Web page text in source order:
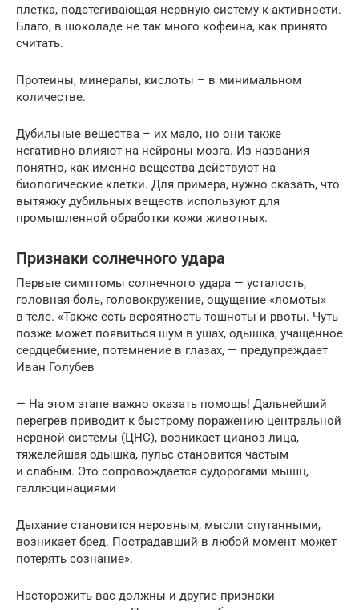
плетка, подстегивающая нервную систему к активности.
Благо, в шоколаде не так много кофеина, как принято
считать.
Протеины, минералы, кислоты – в минимальном
количестве.
Дубильные вещества – их мало, но они также
негативно влияют на нейроны мозга. Из названия
понятно, как именно вещества действуют на
биологические клетки. Для примера, нужно сказать, что
вытяжку дубильных веществ используют для
промышленной обработки кожи животных.
Признаки солнечного удара
Первые симптомы солнечного удара — усталость,
головная боль, головокружение, ощущение «ломоты»
в теле. «Также есть вероятность тошноты и рвоты. Чуть
позже может появиться шум в ушах, одышка, учащенное
сердцебиение, потемнение в глазах, — предупреждает
Иван Голубев
— На этом этапе важно оказать помощь! Дальнейший
перегрев приводит к быстрому поражению центральной
нервной системы (ЦНС), возникает цианоз лица,
тяжелейшая одышка, пульс становится частым
и слабым. Это сопровождается судорогами мышц,
галлюцинациями
Дыхание становится неровным, мысли спутанными,
возникает бред. Пострадавший в любой момент может
потерять сознание».
Насторожить вас должны и другие признаки